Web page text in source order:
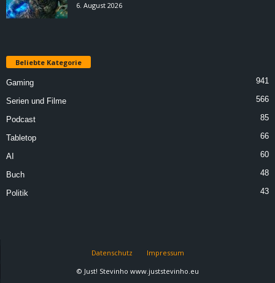
6. August 2026
Beliebte Kategorie
Gaming 941
Serien und Filme 566
Podcast 85
Tabletop 66
AI 60
Buch 48
Politik 43
Datenschutz
Impressum
© Just! Stevinho www.juststevinho.eu